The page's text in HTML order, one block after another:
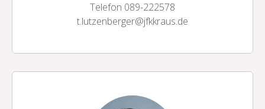
Telefon 089-222578
t.lutzenberger@jfkkraus.de